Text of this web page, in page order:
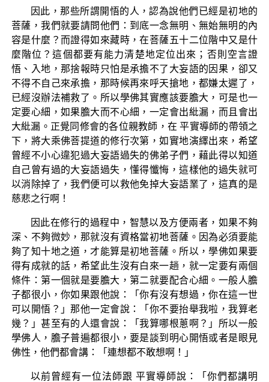
因此，那些所謂開悟的人，認為說他們已經是初地的
菩薩，我們就要請問他們：到底一念無明、無始無明的內
容是什麼？而證得如來藏時，在菩薩五十二位階中又是什
麼階位？這個都要有能力清楚地定位出來；否則空言證
悟、入地，那捨報時只怕是承擔不了大妄語的因果，卻又
不得不自己來承擔，那時候再來呼天搶地，都嫌太遲了，
已經沒辦法補救了。所以學佛其實應該要膽大，可是也一
定要心細，如果膽大而不心細，一定會出紕漏，而且會出
大紕漏。正覺同修會的各位親教師，在 平實導師的帶領之
下，將大乘佛菩提道的修行次第，如實地演繹出來，希望
曾經不小心違犯過大妄語過失的佛弟子們，藉此得以知道
自己曾有過的大妄語過失，懂得懺悔，這樣他的過失就可
以消除掉了，我們便可以救他免掉大妄語業了，這真的是
慈悲之行啊！
因此在修行的過程中，智慧以及方便兩者，如果不夠
深、不夠微妙，那就沒有資格當初地菩薩。因為必須要能
夠了知十地之道，才能算是初地菩薩。所以，學佛如果要
得有成就的話，希望此生沒有白來一趟，就一定要有兩個
條件：第一個就是要膽大，第二就要配合心細。一般人膽
子都很小，你如果跟他說：「你有沒有想過，你在這一世
可以開悟？」那他一定會說：「你不要抬舉我啦，我算老
幾？」甚至有的人還會說：「我算哪根蔥啊？」所以一般
學佛人，膽子普遍都很小，要是談到明心開悟或者是眼見
佛性，他們都會講：「連想都不敢想啊！」
以前曾經有一位法師跟 平實導師說：「你們都講明